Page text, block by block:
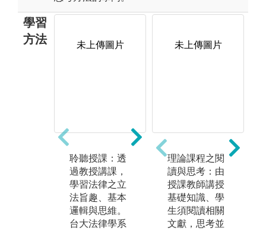
學習
方法
未上傳圖片
聆聽授課：透
過教授講課，
學習法律之立
法旨趣、基本
邏輯與思維。
台大法律學系
未上傳圖片
閱讀教材：閱
讀學者著作，
學習我國法律
規範與其內
涵。補充授課
時無法詳細說
未上傳圖片
理論課程之閱
讀與思考：由
授課教師講授
基礎知識、學
生須閱讀相關
文獻，思考並